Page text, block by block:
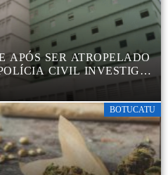
APÓS SER ATROPELADO
CIVIL INVESTIGA
BOTUCATU